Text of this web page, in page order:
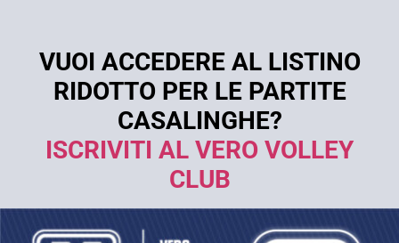
VUOI ACCEDERE AL LISTINO
RIDOTTO PER LE PARTITE
CASALINGHE?
ISCRIVITI AL VERO VOLLEY
CLUB